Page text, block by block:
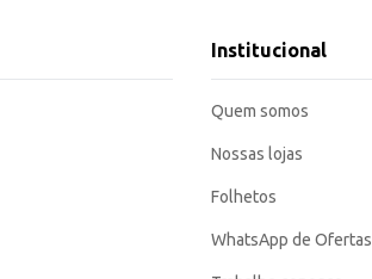
Institucional
Quem somos
Nossas lojas
Folhetos
WhatsApp de Ofertas